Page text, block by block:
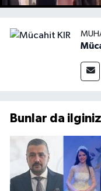
Bunlar da